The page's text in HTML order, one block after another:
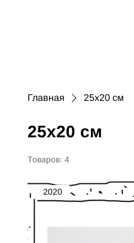
Главная 25x20 см
25x20 см
Товаров: 4
2020